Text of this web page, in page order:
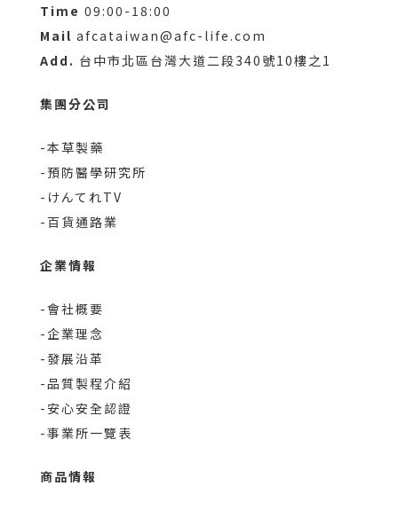
Time 09:00-18:00
Mail afcataiwan@afc-life.com
Add. 台中市北區台灣大道二段340號10樓之1
集團分公司
-本草製藥
-預防醫學研究所
-けんてれTV
-百貨通路業
企業情報
-會社概要
-企業理念
-發展沿革
-品質製程介紹
-安心安全認證
-事業所一覽表
商品情報